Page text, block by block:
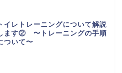
トイレトレーニングについて解説
ます② 〜トレーニングの手順
ついて〜